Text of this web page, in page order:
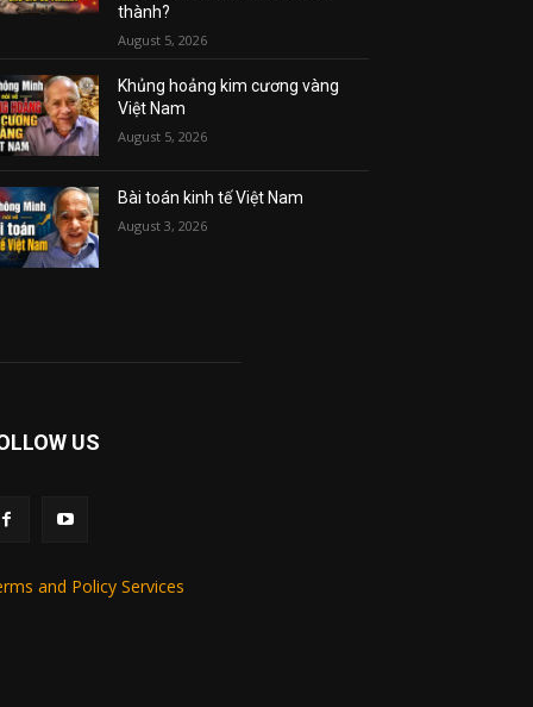
thành?
August 5, 2026
Khủng hoảng kim cương vàng
Việt Nam
August 5, 2026
Bài toán kinh tế Việt Nam
August 3, 2026
US
and Policy Services